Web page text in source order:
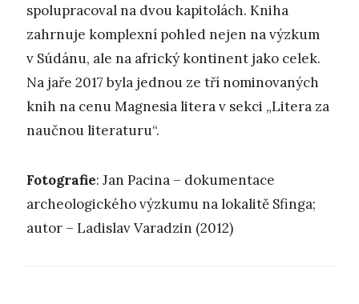
spolupracoval na dvou kapitolách. Kniha
zahrnuje komplexní pohled nejen na výzkum
v Súdánu, ale na africký kontinent jako celek.
Na jaře 2017 byla jednou ze tří nominovaných
knih na cenu Magnesia litera v sekci „Litera za
naučnou literaturu“.
Fotografie: Jan Pacina – dokumentace
archeologického výzkumu na lokalitě Sfinga;
autor – Ladislav Varadzin (2012)